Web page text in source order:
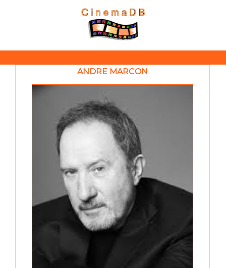
ANDRE MARCON